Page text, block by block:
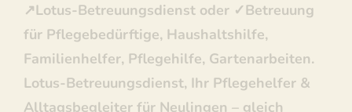
↗️Lotus-Betreuungsdienst oder ✓Betreuung
für Pflegebedürftige, Haushaltshilfe,
Familienhelfer, Pflegehilfe, Gartenarbeiten.
Lotus-Betreuungsdienst, Ihr Pflegehelfer &
Alltagsbegleiter für Neulingen – gleich